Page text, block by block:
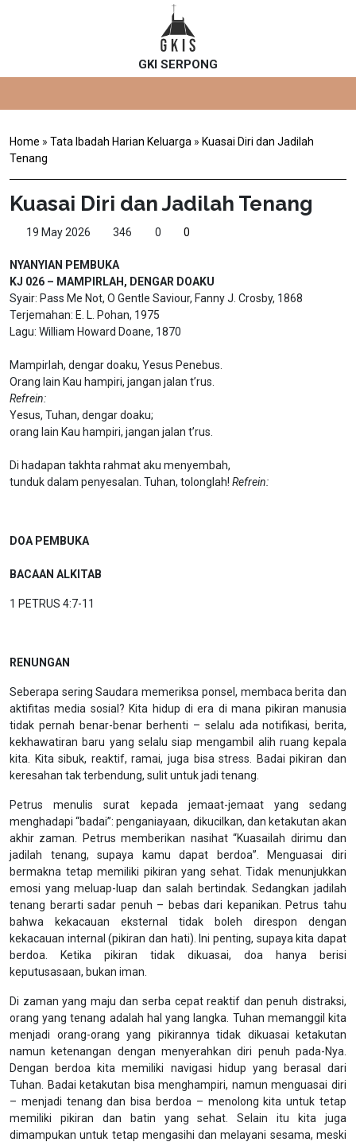
GKI SERPONG
Home » Tata Ibadah Harian Keluarga » Kuasai Diri dan Jadilah
Tenang
Kuasai Diri dan Jadilah Tenang
19 May 2026 346 0 0
NYANYIAN PEMBUKA
KJ 026 – MAMPIRLAH, DENGAR DOAKU
Syair: Pass Me Not, O Gentle Saviour, Fanny J. Crosby, 1868
Terjemahan: E. L. Pohan, 1975
Lagu: William Howard Doane, 1870
Mampirlah, dengar doaku, Yesus Penebus.
Orang lain Kau hampiri, jangan jalan t’rus.
Refrein:
Yesus, Tuhan, dengar doaku;
orang lain Kau hampiri, jangan jalan t’rus.
Di hadapan takhta rahmat aku menyembah,
tunduk dalam penyesalan. Tuhan, tolonglah! Refrein:
DOA PEMBUKA
BACAAN ALKITAB
1 PETRUS 4:7-11
RENUNGAN
Seberapa sering Saudara memeriksa ponsel, membaca berita dan
aktifitas media sosial? Kita hidup di era di mana pikiran manusia
tidak pernah benar-benar berhenti – selalu ada notifikasi, berita,
kekhawatiran baru yang selalu siap mengambil alih ruang kepala
kita. Kita sibuk, reaktif, ramai, juga bisa stress. Badai pikiran dan
keresahan tak terbendung, sulit untuk jadi tenang.
Petrus menulis surat kepada jemaat-jemaat yang sedang
menghadapi “badai”: penganiayaan, dikucilkan, dan ketakutan akan
akhir zaman. Petrus memberikan nasihat “Kuasailah dirimu dan
jadilah tenang, supaya kamu dapat berdoa”. Menguasai diri
bermakna tetap memiliki pikiran yang sehat. Tidak menunjukkan
emosi yang meluap-luap dan salah bertindak. Sedangkan jadilah
tenang berarti sadar penuh – bebas dari kepanikan. Petrus tahu
bahwa kekacauan eksternal tidak boleh direspon dengan
kekacauan internal (pikiran dan hati). Ini penting, supaya kita dapat
berdoa. Ketika pikiran tidak dikuasai, doa hanya berisi
keputusasaan, bukan iman.
Di zaman yang maju dan serba cepat reaktif dan penuh distraksi,
orang yang tenang adalah hal yang langka. Tuhan memanggil kita
menjadi orang-orang yang pikirannya tidak dikuasai ketakutan
namun ketenangan dengan menyerahkan diri penuh pada-Nya.
Dengan berdoa kita memiliki navigasi hidup yang berasal dari
Tuhan. Badai ketakutan bisa menghampiri, namun menguasai diri
– menjadi tenang dan bisa berdoa – menolong kita untuk tetap
memiliki pikiran dan batin yang sehat. Selain itu kita juga
dimampukan untuk tetap mengasihi dan melayani sesama, meski